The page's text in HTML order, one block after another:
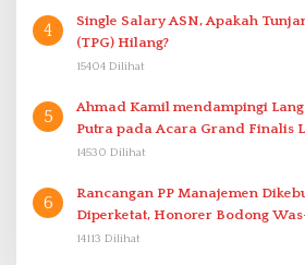
4
Single Salary ASN, Apakah
(TPG) Hilang?
15404 Dilihat
5
Ahmad Kamil mendampingi Langsung Dike Mandala
Putra pada Acara Grand Finalis
Proklamasi Mirip Bung Karno di
14530 Dilihat
6
Rancangan PP Manajemen
Diperketat, Honorer Bodong
14113 Dilihat